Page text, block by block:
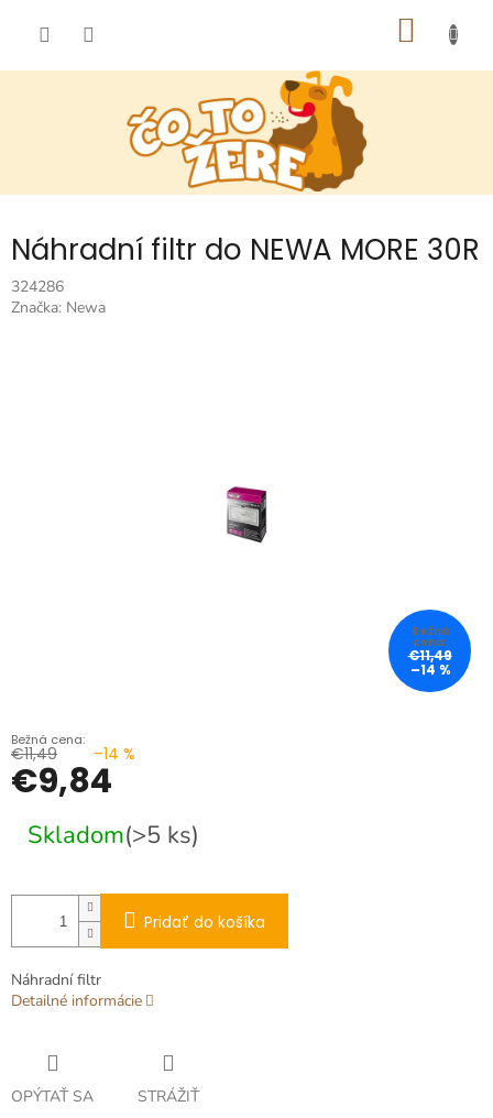
Náhradní filtr do NEWA MORE 30R
324286
Značka: Newa
€11,49
–14 %
€11,49 –14 %
€9,84
cena:
Skladom(>5 ks)
Pridať do košíka
Náhradní filtr
Detailné informácie
OPÝTAŤ SA STRÁŽIŤ